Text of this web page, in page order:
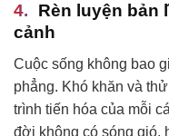
Rèn luyện bản
cảnh
Cuộc sống không bao
phẳng. Khó khăn và
trình tiến hóa của mỗi
đời không có sóng gió,